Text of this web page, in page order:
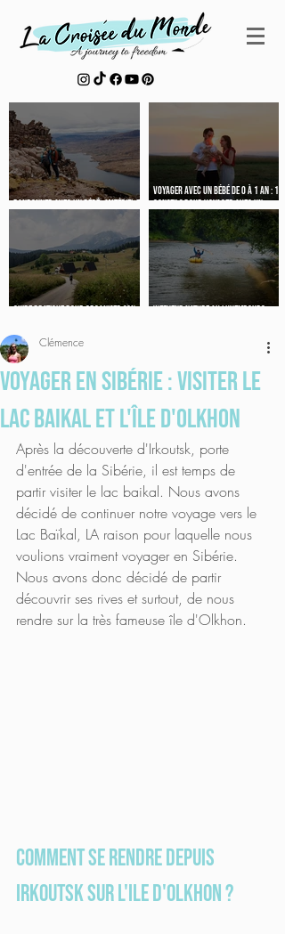
Randonner avec un bébé : matériel et
Voyager avec un bébé de 0 à 1 an : 10
conseils pour voyager avec un
nouveau-né
Guide pratique pour organiser son
Weekend nature au luxembourg :
Voyager en Sibérie : Visiter le
lac baikal et l'île d'Olkhon
Clémence
Après la découverte d'Irkoutsk, porte
d'entrée de la Sibérie, il est temps de
partir visiter le lac baikal. Nous avons
décidé de continuer notre voyage vers le
Lac Baïkal, LA raison pour laquelle nous
voulions vraiment voyager en Sibérie.
Nous avons donc décidé de partir
découvrir ses rives et surtout, de nous
rendre sur la très fameuse île d'Olkhon.
Comment se rendre depuis
Irkoutsk sur l'Ile d'Olkhon ?